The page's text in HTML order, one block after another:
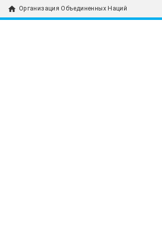
home Организация Объединенных Наций